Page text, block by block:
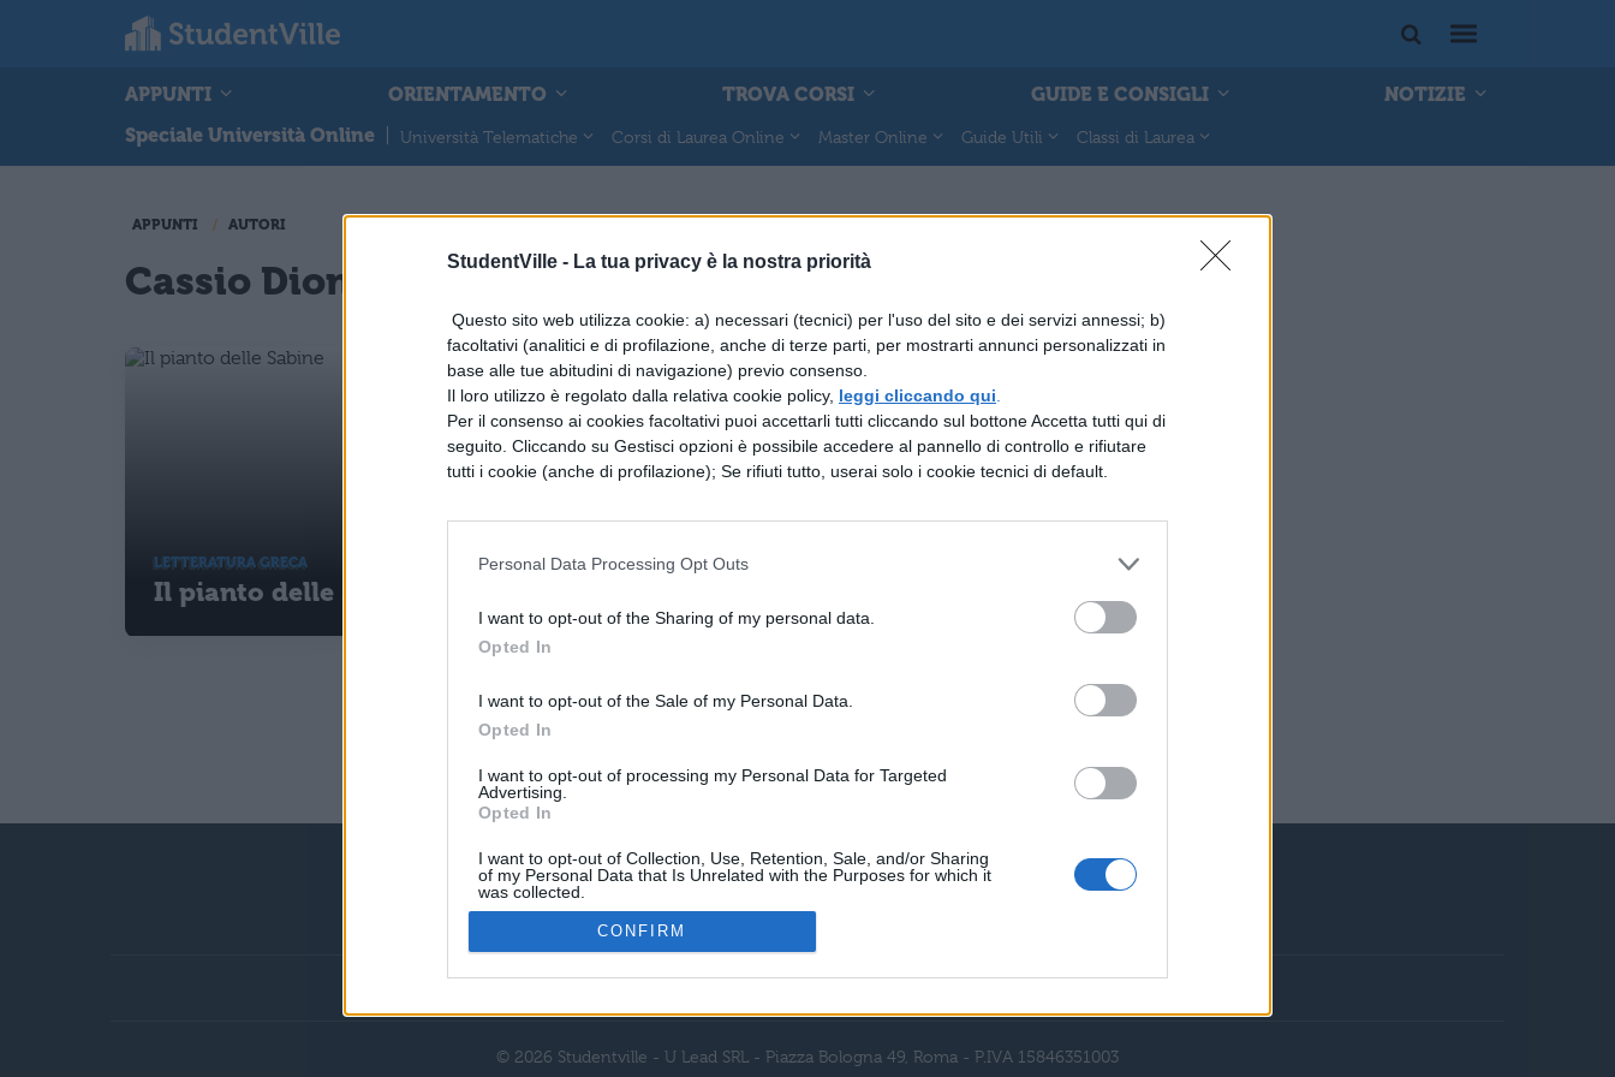
StudentVille - La tua privacy è la nostra priorità
Questo sito web utilizza cookie: a) necessari (tecnici) per l'uso del sito e dei servizi annessi; b)
facoltativi (analitici e di profilazione, anche di terze parti, per mostrarti annunci personalizzati in
base alle tue abitudini di navigazione) previo consenso.
Il loro utilizzo è regolato dalla relativa cookie policy, leggi cliccando qui
Per il consenso ai cookies facoltativi puoi accettarli tutti cliccando sul bottone Accetta tutti qui di
seguito. Cliccando su Gestisci opzioni è possibile accedere al pannello di controllo e rifiutare
tutti i cookie (anche di profilazione); Se rifiuti tutto, userai solo i cookie tecnici di default.
Personal Data Processing Opt Outs
I want to opt-out of the Sharing of my personal data.
Opted In
I want to opt-out of the Sale of my Personal Data.
Opted In
I want to opt-out of processing my Personal Data for Targeted
Advertising.
Opted In
I want to opt-out of Collection, Use, Retention, Sale, and/or Sharing
of my Personal Data that Is Unrelated with the Purposes for which it
was collected.
Opted Out
CONFIRM
APPUNTI ORIENTAMENTO TROVA CORSI GUIDE E CONSIGLI
NOTIZIE
Speciale Università Online
Università Telematiche Corsi di Laurea Online Master Online Guide Utili Classi di Laurea
APPUNTI AUTORI
Cassio Dione
LETTERATURA GRECA
Il pianto delle Sabine
© 2026 Studentville - U Lead SRL - Piazza Bologna 49, Roma - P.IVA 15846351003